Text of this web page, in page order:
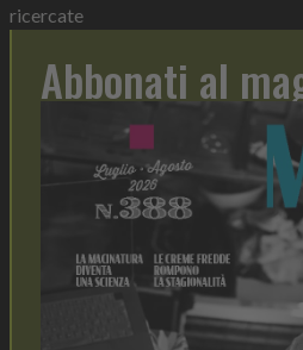
ricercate
Abbonati al